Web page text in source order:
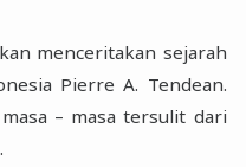
menceritakan sejarah
Pierre A. Tendean.
– masa tersulit dari